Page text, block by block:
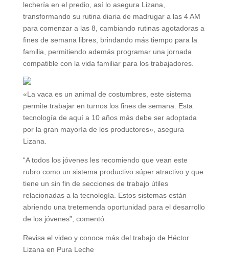
lechería en el predio, así lo asegura Lizana,
transformando su rutina diaria de madrugar a las 4 AM
para comenzar a las 8, cambiando rutinas agotadoras a
fines de semana libres, brindando más tiempo para la
familia, permitiendo además programar una jornada
compatible con la vida familiar para los trabajadores.
«La vaca es un animal de costumbres, este sistema
permite trabajar en turnos los fines de semana. Esta
tecnología de aquí a 10 años más debe ser adoptada
por la gran mayoría de los productores», asegura
Lizana.
“A todos los jóvenes les recomiendo que vean este
rubro como un sistema productivo súper atractivo y que
tiene un sin fin de secciones de trabajo útiles
relacionadas a la tecnología. Estos sistemas están
abriendo una tretemenda oportunidad para el desarrollo
de los jóvenes”, comentó.
Revisa el video y conoce más del trabajo de Héctor
Lizana en Pura Leche